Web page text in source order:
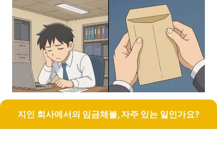
지인 회사에서의 임금체불, 자주 있는 일인가요?